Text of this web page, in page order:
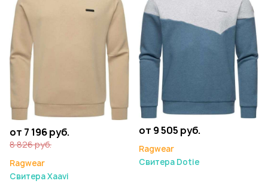
от 7 196 руб.
8 826 руб.
Ragwear
Свитера Xaavi
от 9 505 руб.
Ragwear
Свитера Dotie